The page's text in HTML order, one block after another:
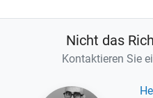
Nicht das
Kontaktieren Sie